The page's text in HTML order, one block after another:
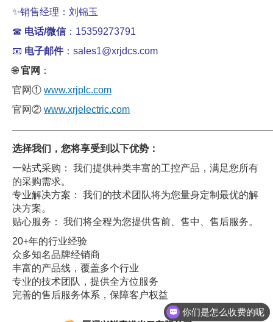
✨销售经理：刘锦玉
☎ 电话/微信：15359273791
📧 电子邮件：sales1@xrjdcs.com
🌐官网 ：
官网① www.xrjplc.com
官网② www.xrjelectric.com
选择我们，您将享受到以下优势：
一站式采购： 我们提供种类丰富的工控产品，满足您所有
的采购需求。
专业解决方案： 我们的技术团队将为您量身定制最优的解
决方案。
贴心服务： 我们将全程为您提供售前、售中、售后服务。
20+年的行业经验
众多知名品牌经销商
丰富的产品线，覆盖多个行业
专业的技术团队，提供全方位服务
完善的售后服务体系，保障客户权益
你们是怎么收费的呢